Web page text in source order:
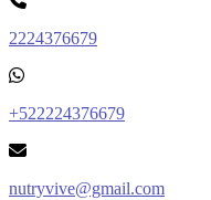
2224376679
+522224376679
nutryvive@gmail.com